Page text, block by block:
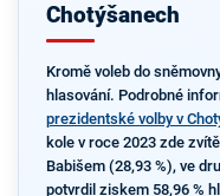
Chotýšanech
Kromě voleb do
hlasování. Podrobné
prezidentské volby v
kole v roce 2023 zde
Babišem (28,93 %), ve
potvrdil ziskem 58,96 %